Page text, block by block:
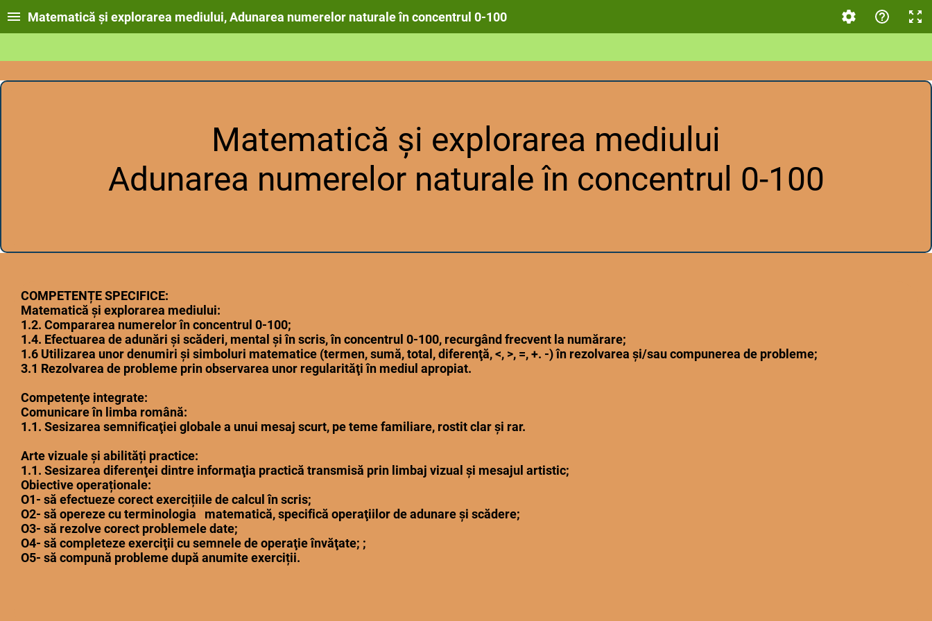
Matematică și explorarea mediului, Adunarea numerelor naturale în concentrul 0-100
Matematică și explorarea mediului
Adunarea numerelor naturale în concentrul 0-100
COMPETENȚE SPECIFICE:
Matematică și explorarea mediului:
1.2. Compararea numerelor în concentrul 0-100;
1.4. Efectuarea de adunări şi scăderi, mental şi în scris, în concentrul 0-100, recurgând frecvent la numărare;
1.6 Utilizarea unor denumiri şi simboluri matematice (termen, sumă, total, diferenţă, <, >, =, +. -) în rezolvarea şi/sau compunerea de probleme;
3.1 Rezolvarea de probleme prin observarea unor regularităţi în mediul apropiat.
Competenţe integrate:
Comunicare în limba română:
1.1. Sesizarea semnificaţiei globale a unui mesaj scurt, pe teme familiare, rostit clar şi rar.
Arte vizuale și abilități practice:
1.1. Sesizarea diferenţei dintre informaţia practică transmisă prin limbaj vizual şi mesajul artistic;
Obiective operaționale:
O1- să efectueze corect exercițiile de calcul în scris;
O2- să opereze cu terminologia matematică, specifică operaţiilor de adunare şi scădere;
O3- să rezolve corect problemele date;
O4- să completeze exerciţii cu semnele de operaţie învăţate; ;
O5- să compună probleme după anumite exerciții.